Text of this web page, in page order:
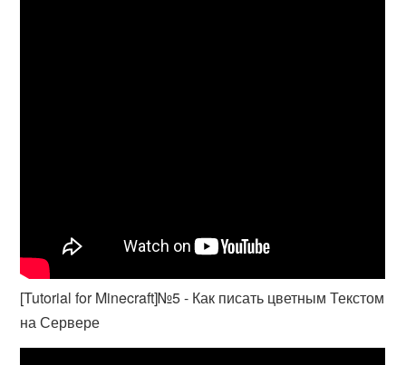
[Tutorial for Minecraft]№5 - Как писать цветным Текстом
на Сервере